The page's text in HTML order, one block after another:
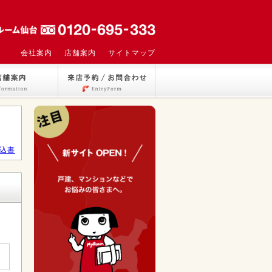
会社案内 店舗案内 サイトマップ
書